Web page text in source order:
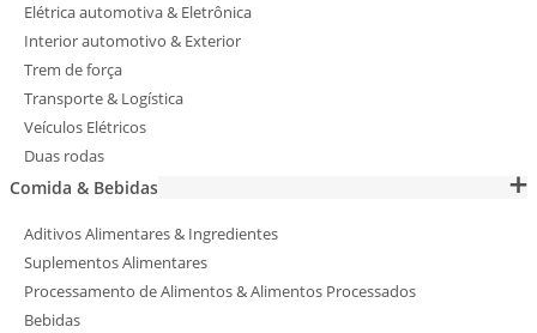
Elétrica automotiva & Eletrônica
Interior automotivo & Exterior
Trem de força
Transporte & Logística
Veículos Elétricos
Duas rodas
Comida & Bebidas
Aditivos Alimentares & Ingredientes
Suplementos Alimentares
Processamento de Alimentos & Alimentos Processados
Bebidas